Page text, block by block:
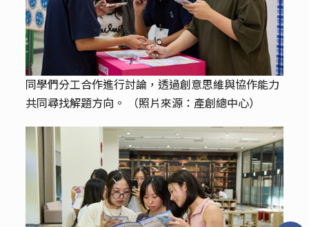
同學們分工合作進行討論，透過創意思維與協作能力
共同尋找解題方向。 （照片來源：產創總中心）